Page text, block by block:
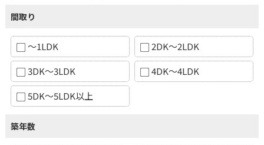
間取り
～1LDK
2DK～2LDK
3DK～3LDK
4DK～4LDK
5DK～5LDK以上
築年数